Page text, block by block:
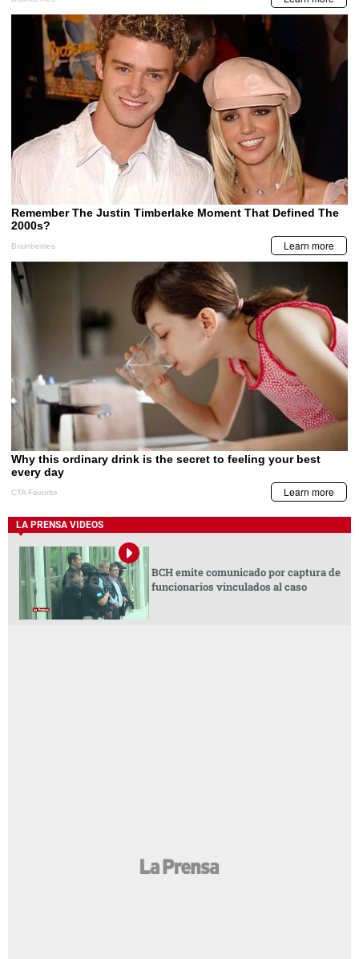
LA PRENSA VIDEOS
BCH emite comunicado por captura de
funcionarios vinculados al caso